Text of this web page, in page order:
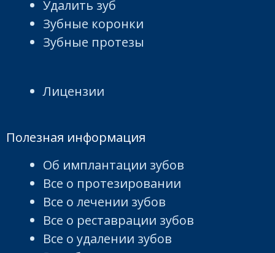
Удалить зуб
Зубные коронки
Зубные протезы
Лицензии
Полезная информация
Об имплантации зубов
Все о протезировании
Все о лечении зубов
Все о реставрации зубов
Все о удалении зубов